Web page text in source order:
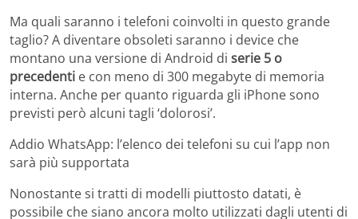
Ma quali saranno i telefoni coinvolti in questo grande
taglio? A diventare obsoleti saranno i device che
montano una versione di Android di serie 5 o
precedenti e con meno di 300 megabyte di memoria
interna. Anche per quanto riguarda gli iPhone sono
previsti però alcuni tagli ‘dolorosi’.
Addio WhatsApp: l’elenco dei telefoni su cui l’app non
sarà più supportata
Nonostante si tratti di modelli piuttosto datati, è
possibile che siano ancora molto utilizzati dagli utenti di